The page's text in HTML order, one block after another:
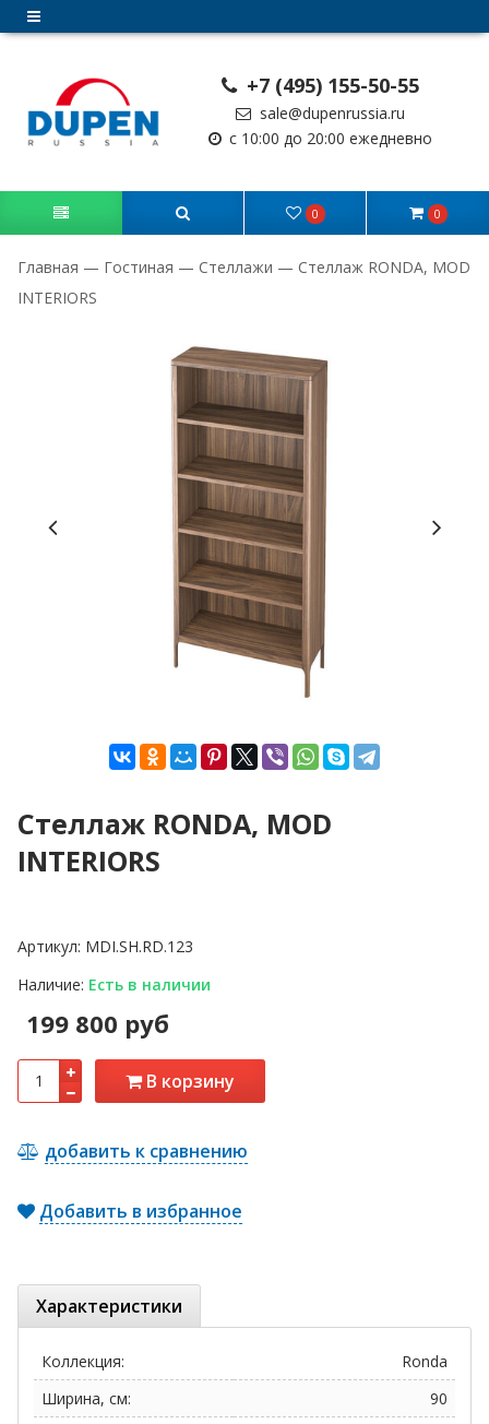
+7 (495) 155-50-55
sale@dupenrussia.ru
с 10:00 до 20:00 ежедневно
0 0
Главная — Гостиная — Стеллажи — Стеллаж RONDA, MOD
INTERIORS
Стеллаж RONDA, MOD
INTERIORS
Артикул: MDI.SH.RD.123
Наличие: Есть в наличии
199 800 руб
В корзину
добавить к сравнению
Добавить в избранное
Характеристики
Коллекция:
Ronda
Ширина, см:
90